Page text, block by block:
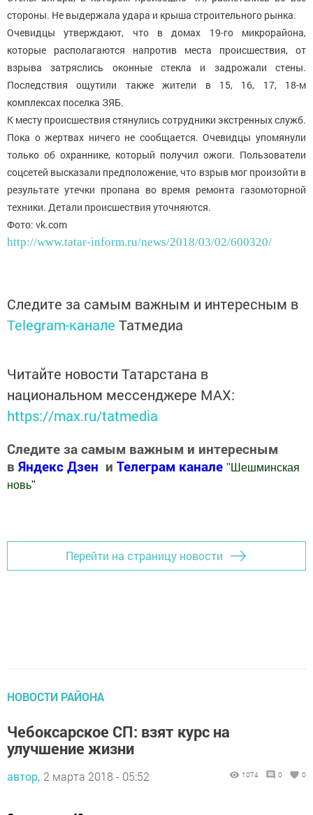
стороны. Не выдержала удара и крыша строительного рынка.
Очевидцы утверждают, что в домах 19-го микрорайона,
которые располагаются напротив места происшествия, от
взрыва затряслись оконные стекла и задрожали стены.
Последствия ощутили также жители в 15, 16, 17, 18-м
комплексах поселка ЗЯБ.
К месту происшествия стянулись сотрудники экстренных служб.
Пока о жертвах ничего не сообщается. Очевидцы упомянули
только об охраннике, который получил ожоги. Пользователи
соцсетей высказали предположение, что взрыв мог произойти в
результате утечки пропана во время ремонта газомоторной
техники. Детали происшествия уточняются.
Фото: vk.com
http://www.tatar-inform.ru/news/2018/03/02/600320/
Следите за самым важным и интересным в
Telegram-канале Татмедиа
Читайте новости Татарстана в
национальном мессенджере MАХ:
https://max.ru/tatmedia
Следите за самым важным и интересным
в Яндекс Дзен и Телеграм канале " Шешминская
новь"
Перейти на страницу новости
НОВОСТИ РАЙОНА
Чебоксарское СП: взят курс на
улучшение жизни
автор, 2 марта 2018 - 05:52 1074 0 0